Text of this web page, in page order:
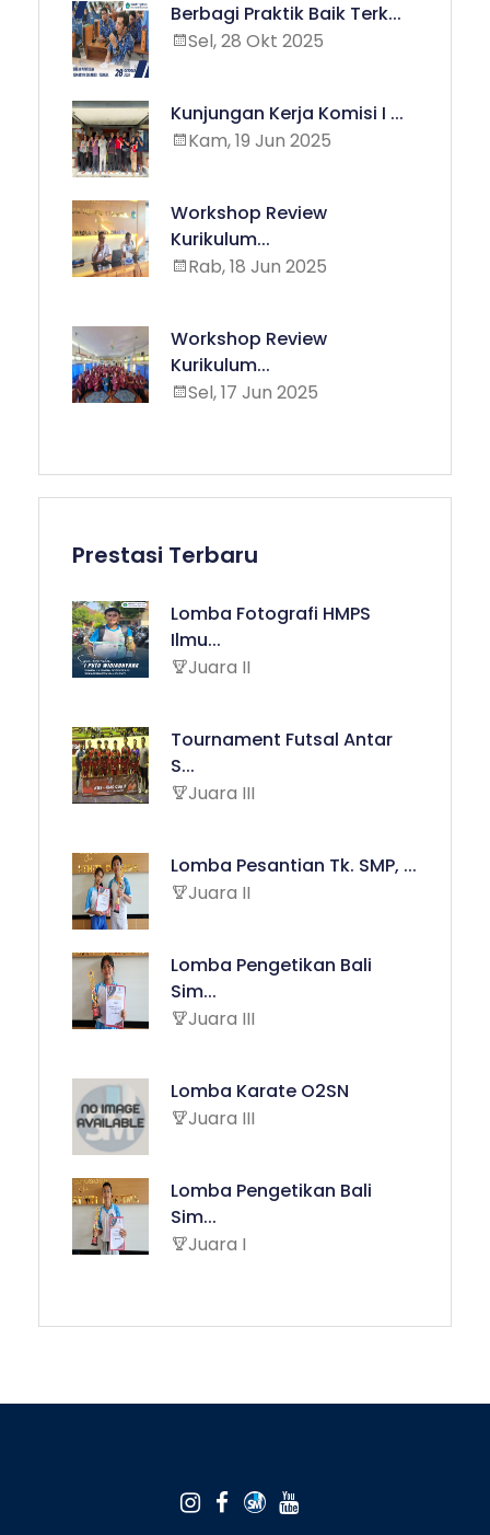
Berbagi Praktik Baik Terk...
Sel, 28 Okt 2025
Kunjungan Kerja Komisi I ...
Kam, 19 Jun 2025
Workshop Review
Kurikulum...
Rab, 18 Jun 2025
Workshop Review
Kurikulum...
Sel, 17 Jun 2025
Prestasi Terbaru
Lomba Fotografi HMPS
Ilmu...
Juara II
Tournament Futsal Antar
S...
Juara III
Lomba Pesantian Tk. SMP, ...
Juara II
Lomba Pengetikan Bali
Sim...
Juara III
Lomba Karate O2SN
Juara III
Lomba Pengetikan Bali
Sim...
Juara I